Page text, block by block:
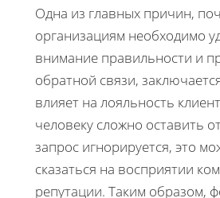
Одна из главных причин,
организациям необходимо
внимание правильности и
обратной связи,
влияет на лояльность
человеку сложно оставить
запрос игнорируется, это
сказаться на восприятии
репутации. Таким образом,